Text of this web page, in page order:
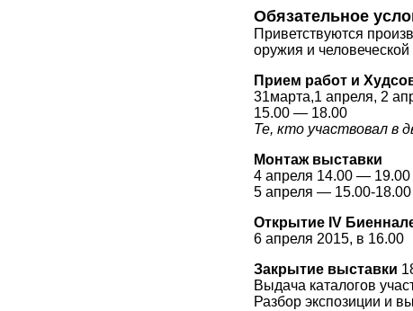
Обязательное
Приветствуются
оружия и
Прием работ и
31марта,1 апреля, 2
15.00 — 18.00
Те, кто участвовал в
Монтаж выставки
4 апреля 14.00 — 19.00
5 апреля — 15.00-18.00
Открытие IV
6 апреля 2015, в 16.00
Закрытие выставки
Выдача каталогов
Разбор экспозиции и